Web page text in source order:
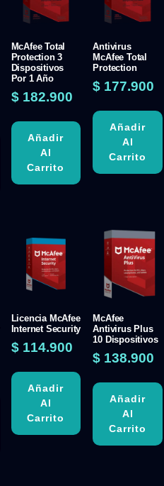
McAfee Total
Protection 3
Dispositivos
Por 1 Año
$182.900
Añadir
Al
Carrito
Antivirus
McAfee Total
Protection
$ 177.900
Añadir
Al
Carrito
Licencia McAfee
Internet Security
$114.900
Añadir
Al
Carrito
McAfee
Antivirus Plus
10 Dispositivos
$ 138.900
Añadir
Al
Carrito